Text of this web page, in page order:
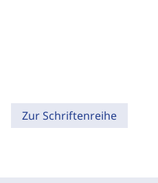
Zur Schriftenreihe